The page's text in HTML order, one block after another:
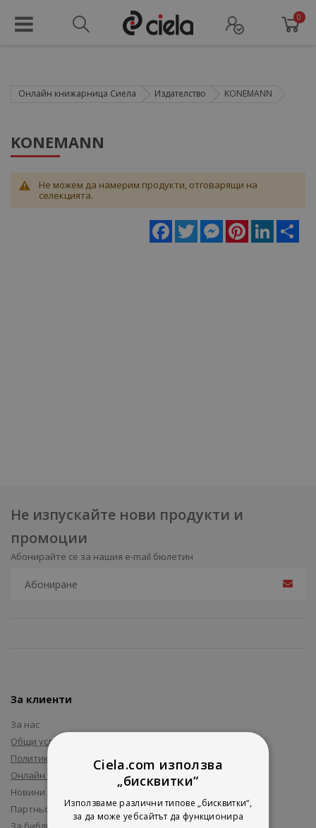
0
Онлайн книжарница Сиела Издателство KONEMANN
KONEMANN
Не можем да намерим продукти, отговарящи на
селекцията.
Facebook
Twitter MessengerPinterestLinkedIn
Не изпускайте нови продукти и
промоции
Абонирайте се за нашия e-mail бюлетин
За клиенти
За нас
Общи условия
Политика за поверителност
Онлайн решаване на спорове
Новини и събития
Партньори и приятели
Ciela.com използва
„бисквитки“
Използваме различни типове „бисквитки“,
за да може уебсайтът да функционира